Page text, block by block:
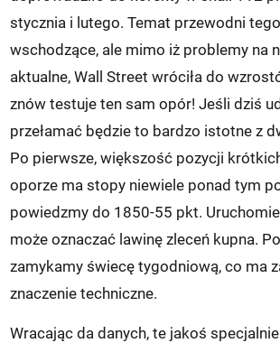
stycznia i lutego. Temat przewodni
wschodzące, ale mimo iż problemy na
aktualne, Wall Street wróciła do
znów testuje ten sam opór! Jeśli dziś
przełamać będzie to bardzo istotne z
Po pierwsze, większość pozycji
oporze ma stopy niewiele ponad tym
powiedzmy do 1850-55 pkt.
może oznaczać lawinę zleceń kupna.
zamykamy świecę tygodniową, co ma
znaczenie techniczne.
Wracając da danych, te jakoś